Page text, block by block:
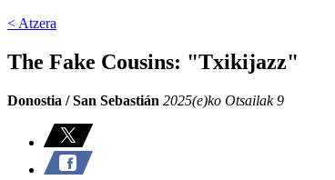
< Atzera
The Fake Cousins: "Txikijazz"
Donostia / San Sebastián 2025(e)ko Otsailak 9